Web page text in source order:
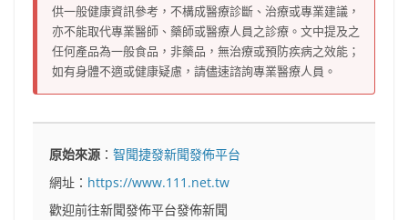
供一般健康資訊參考，不構成醫療診斷、治療或專業建議，
亦不能取代專業醫師、藥師或醫療人員之診療。文中提及之
任何產品為一般食品，非藥品，無治療或預防疾病之效能；
如有身體不適或健康疑慮，請儘速諮詢專業醫療人員。
原始來源 ：智聞捷發新聞發佈平台
網址： https://www.111.net.tw
歡迎前往新聞發佈平台發佈新聞